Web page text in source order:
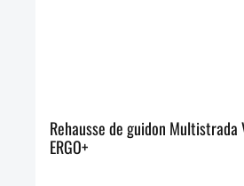
Rehausse de guidon Multistrada
ERGO+